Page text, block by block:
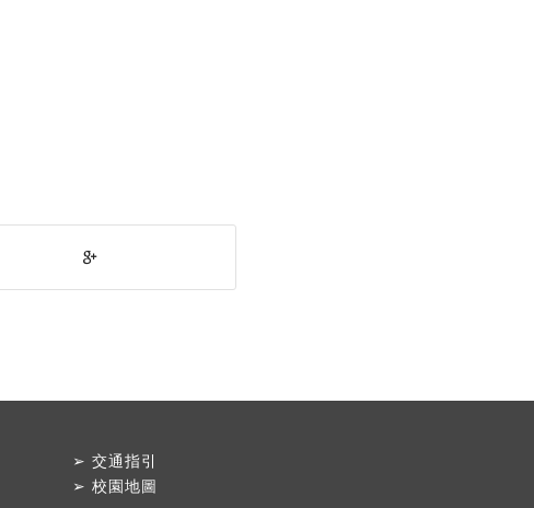
➢交通指引
➢校園地圖